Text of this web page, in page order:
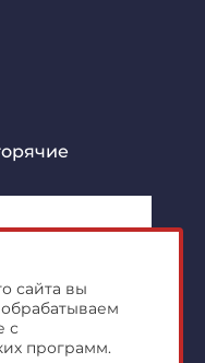
данных
сайта вы
с
программ.